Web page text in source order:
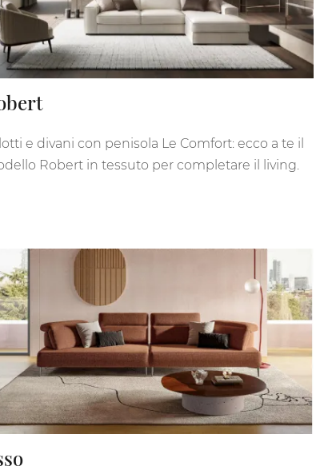
e divani con penisola Le Comfort: ecco a te il
Robert in tessuto per completare il living.